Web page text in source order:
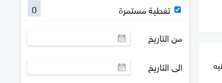
تغطية مستمرة
0
من التاريخ
الى التاريخ